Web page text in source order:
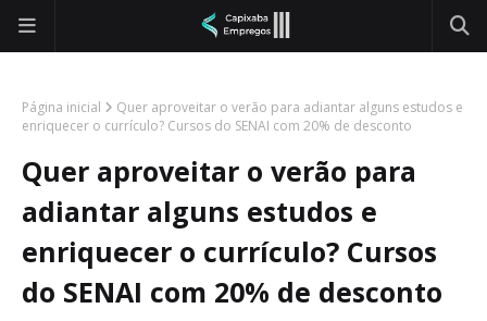
Página inicial
Quer aproveitar o verão para adiantar alguns estudos e
enriquecer o currículo? Cursos do SENAI com 20% de desconto
Quer aproveitar o verão para
adiantar alguns estudos e
enriquecer o currículo? Cursos
do SENAI com 20% de desconto